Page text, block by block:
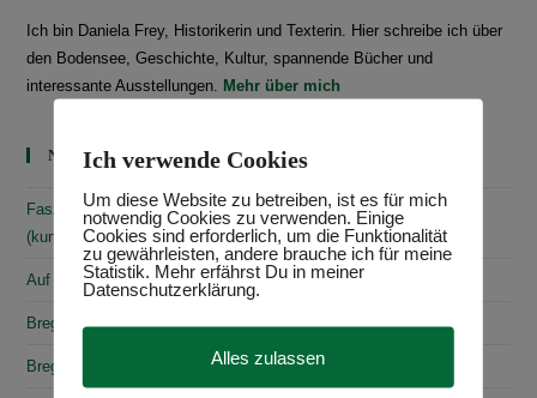
Ich bin Daniela Frey, Historikerin und Texterin. Hier schreibe ich über
den Bodensee, Geschichte, Kultur, spannende Bücher und
interessante Ausstellungen.
Mehr über mich
Neueste Beiträge
Faszinierende Geschichte & fantastische Kunst: 10
(kunst)historische Erlebnisse am Bodensee
Auf den Spuren von Annette von Droste-Hülshoff in Meersburg
Bregenz: Kirchen, Kapellen & Kultur
Bregenz: Stadtgeschichte & Sehenswürdigkeiten
Ich verwende Cookies
Um diese Website zu betreiben, ist es für mich
notwendig Cookies zu verwenden. Einige
Cookies sind erforderlich, um die Funktionalität
zu gewährleisten, andere brauche ich für meine
Statistik. Mehr erfährst Du in meiner
Datenschutzerklärung.
Alles zulassen